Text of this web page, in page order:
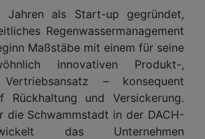
Jahren als Start-up gegründet,
Regenwassermanagement
Maßstäbe mit einem für seine
innovativen Produkt-,
– konsequent
Rückhaltung und Versickerung.
die Schwammstadt in der DACH-
das Unternehmen